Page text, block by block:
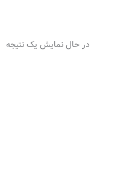
در حال نمایش یک نتیجه